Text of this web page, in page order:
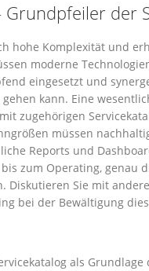
Grundpfeiler der
hohe Komplexität und
moderne
eingesetzt und
kann. Eine
zugehörigen
müssen
Reports und
zum Operating, genau
Diskutieren Sie mit
bei der Bewältigung
als